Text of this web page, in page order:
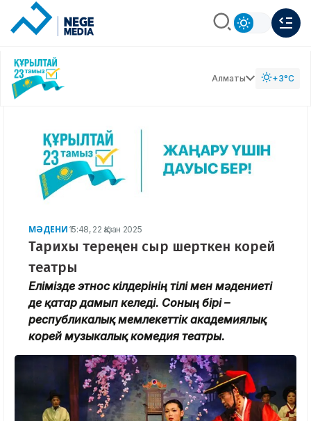
Алматы +3°C
МӘДЕНИ 15:48, 22 Қазан 2025
Тарихы тереңнен сыр шерткен корей
театры
Елімізде этнос өкілдерінің тілі мен мәдениеті
де қатар дамып келеді. Соның бірі –
республикалық мемлекеттік академиялық
корей музыкалық комедия театры.